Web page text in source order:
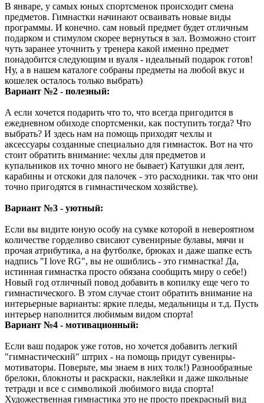
В январе, у самых юных спортсменок происходит смена
предметов. Гимнастки начинают осваивать новые виды
программы. И конечно. сам новый предмет будет отличным
подарком и стимулом скорее вернуться в зал. Возможно стоит
чуть заранее уточнить у тренера какой именно предмет
понадобится следующим и вуаля - идеальный подарок готов!
Ну, а в нашем каталоге собраны предметы на любой вкус и
кошелек осталось только выбрать)
Вариант №2 - полезный:
А если хочется подарить что то, что всегда пригодится в
ежедневном обиходе спортсменки, как поступить тогда? Что
выбрать? И здесь нам на помощь приходят чехлы и
аксессуары созданные специально для гимнасток. Вот на что
стоит обратить внимание: чехлы для предметов и
купальников их точно много не бывает) Катушки для лент,
карабины и отскоки для палочек - это расходники. так что они
точно пригодятся в гимнастическом хозяйстве).
Вариант №3 - уютный:
Если вы видите юную особу на сумке которой в невероятном
количестве горделиво свисают сувенирные булавы, мячи и
прочая атрибутика, а на футболке, брюках и даже шапке есть
надпись "I love RG", вы не ошиблись - это гимнастка! Да,
истинная гимнастка просто обязана сообщить миру о себе!)
Новый год отличный повод добавить в копилку еще чего то
гимнастического. В этом случае стоит обратить внимание на
интерьерные варианты: яркие пледы, медальницы и т.д. Пусть
интерьер наполнится любимым видом спорта!
Вариант №4 - мотивационный:
Если ваш подарок уже готов, но хочется добавить легкий
"гимнастический" штрих - на помощь придут сувениры-
мотиваторы. Поверьте, мы знаем в них толк!) Разнообразные
брелоки, блокноты и раскраски, наклейки и даже школьные
тетради и все с символикой любимого вида спорта!
Художественная гимнастика это не просто прекрасный вид